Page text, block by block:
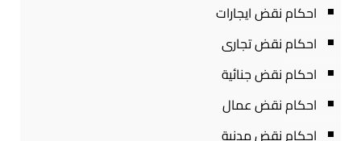
احكام نقض ايجارات
احكام نقض تجارى
احكام نقض جنائية
احكام نقض عمال
احكام نقض مدنية